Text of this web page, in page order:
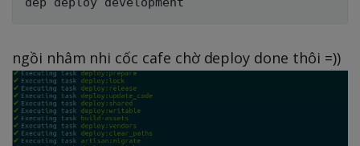
ngồi nhâm nhi cốc cafe chờ deploy done thôi =))